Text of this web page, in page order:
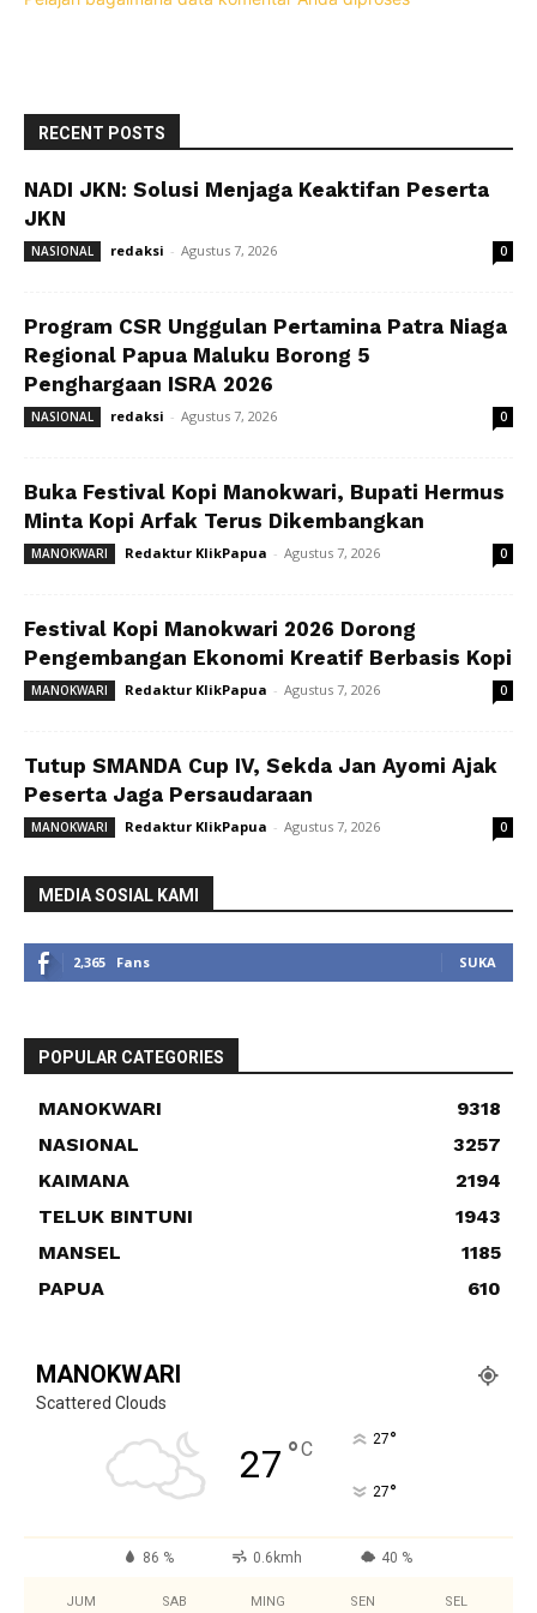
RECENT POSTS
NADI JKN: Solusi Menjaga Keaktifan Peserta
JKN
NASIONAL redaksi - Agustus 7, 2026 0
Program CSR Unggulan Pertamina Patra Niaga
Regional Papua Maluku Borong 5
Penghargaan ISRA 2026
NASIONAL redaksi - Agustus 7, 2026 0
Buka Festival Kopi Manokwari, Bupati Hermus
Minta Kopi Arfak Terus Dikembangkan
MANOKWARI Redaktur KlikPapua - Agustus 7, 2026 0
Festival Kopi Manokwari 2026 Dorong
Pengembangan Ekonomi Kreatif Berbasis Kopi
MANOKWARI Redaktur KlikPapua - Agustus 7, 2026 0
Tutup SMANDA Cup IV, Sekda Jan Ayomi Ajak
Peserta Jaga Persaudaraan
MANOKWARI Redaktur KlikPapua - Agustus 7, 2026 0
MEDIA SOSIAL KAMI
2,365 Fans SUKA
POPULAR CATEGORIES
MANOKWARI
9318
NASIONAL
3257
KAIMANA
2194
TELUK BINTUNI
1943
MANSEL
1185
PAPUA
610
MANOKWARI
Scattered Clouds
27 °C 27°
27°
86 % 0.6kmh 40 %
JUM SAB MING SEN SEL